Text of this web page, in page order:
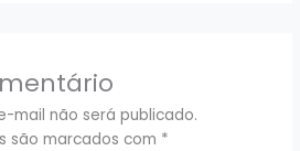
mail não será publicado.
são marcados com *